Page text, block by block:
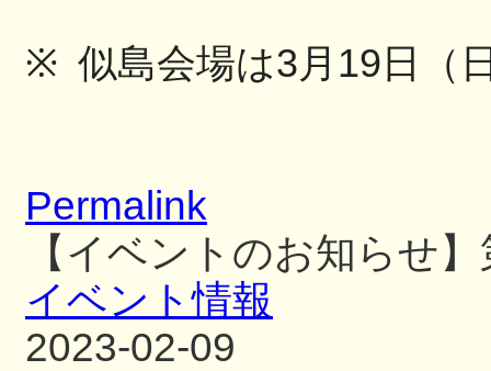
※ 似島会場は3 月 19 日（
Permalink
【イベントのお知らせ
イベント情報
2023-02-09